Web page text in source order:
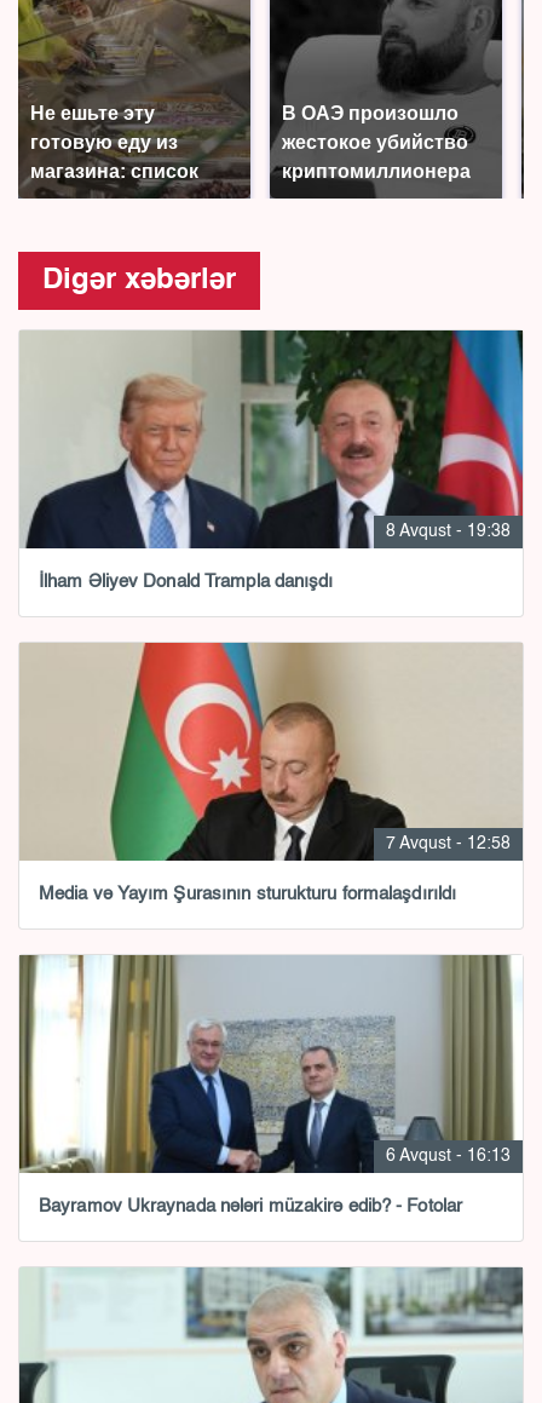
Не ешьте эту
готовую еду из
магазина: список
В ОАЭ произошло
жестокое убийство
криптомиллионера
Digər xəbərlər
8 Avqust - 19:38
İlham Əliyev Donald Trampla danışdı
7 Avqust - 12:58
Media və Yayım Şurasının sturukturu formalaşdırıldı
6 Avqust - 16:13
Bayramov Ukraynada nələri müzakirə edib? - Fotolar